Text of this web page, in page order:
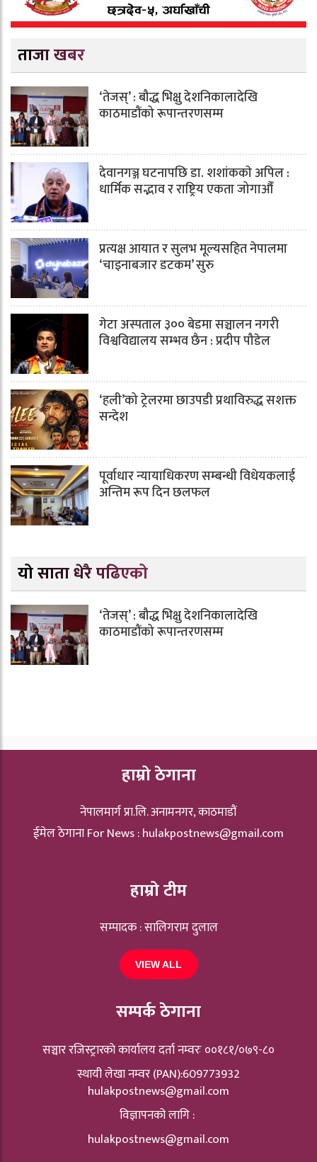
ताजा खबर
‘तेजस्’ : बौद्ध भिक्षु देशनिकालादेखि
काठमाडौंको रूपान्तरणसम्म
देवानगञ्ज घटनापछि डा. शशांककाे अपिल :
धार्मिक सद्भाव र राष्ट्रिय एकता जोगाऔँ
प्रत्यक्ष आयात र सुलभ मूल्यसहित नेपालमा
‘चाइनाबजार डटकम’ सुरु
गेटा अस्पताल ३०० बेडमा सञ्चालन नगरी
विश्वविद्यालय सम्भव छैन : प्रदीप पौडेल
‘हली’को ट्रेलरमा छाउपडी प्रथाविरुद्ध सशक्त
सन्देश
पूर्वाधार न्यायाधिकरण सम्बन्धी विधेयकलाई
अन्तिम रूप दिन छलफल
यो साता धेरै पढिएको
‘तेजस्’ : बौद्ध भिक्षु देशनिकालादेखि
काठमाडौंको रूपान्तरणसम्म
हाम्रो ठेगाना
नेपालमार्ग प्रा.लि. अनामनगर, काठमाडौं
ईमेल ठेगाना For News :hulakpostnews@gmail.com
हाम्रो टीम
सम्पादक : सालिगराम दुलाल
VIEW ALL
सम्पर्क ठेगाना
सञ्चार रजिस्ट्रारकाे कार्यालय दर्ता नम्वरः ००१८१/०७९-८०
स्थायी लेखा नम्वर (PAN):609773932
hulakpostnews@gmail.com
विज्ञापनको लागि :
hulakpostnews@gmail.com